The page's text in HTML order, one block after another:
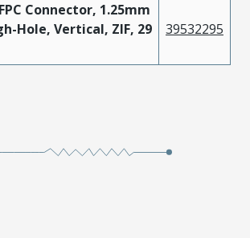
Connector, 1.25mm
Hole, Vertical, ZIF, 29
39532295